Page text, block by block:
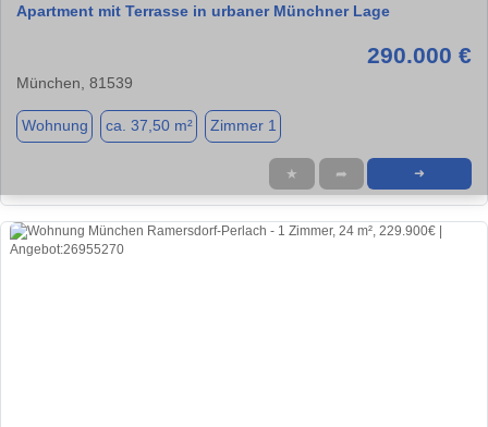
Apartment mit Terrasse in urbaner Münchner Lage
290.000 €
München, 81539
Wohnung ca. 37,50 m² Zimmer 1
★ ➦ ➜